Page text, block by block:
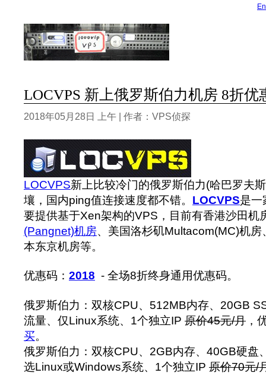
LOCVPS 新上俄罗斯伯力机房 8折优
2018年05月28日 上午 | 作者：VPS侦探
LOCVPS新上比较冷门的俄罗斯伯力(哈巴罗夫
壤，国内ping值连接速度都不错。 LOCVPS是一
要提供基于Xen架构的VPS，目前有香港沙田机
(Pangnet)机房、美国洛杉矶Multacom(MC)机房
本东京机房等。
优惠码： 2018 - 全场8折终身通用优惠码。
俄罗斯伯力：双核CPU、512MB内存、20GB
流量、仅Linux系统、1个独立IP 原价45元/月 ，
买。
俄罗斯伯力：双核CPU、2GB内存、40GB硬盘
选Linux或Windows系统、1个独立IP 原价70元/